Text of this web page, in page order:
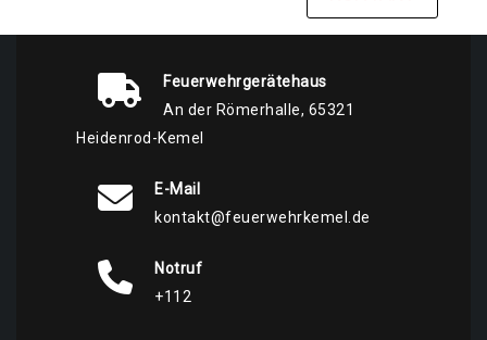
Feuerwehrgerätehaus
An der Römerhalle, 65321
Heidenrod-Kemel
E-Mail
kontakt@feuerwehrkemel.de
Notruf
+112